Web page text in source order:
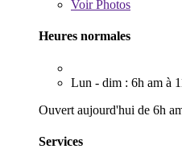
VoirPhotos
Heures normales
Lun - dim : 6h am à
Ouvert aujourd'hui de 6h
Services